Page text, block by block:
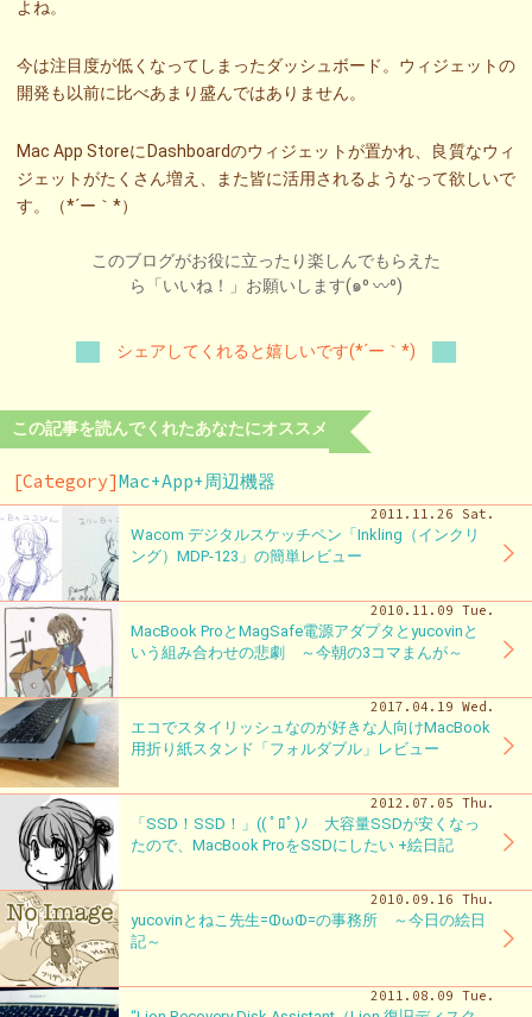
よね。
今は注目度が低くなってしまったダッシュボード。ウィジェットの
開発も以前に比べあまり盛んではありません。
Mac App StoreにDashboardのウィジェットが置かれ、良質なウィ
ジェットがたくさん増え、また皆に活用されるようなって欲しいで
す。（*´ー｀*）
このブログがお役に立ったり楽しんでもらえた
ら「いいね！」お願いします(๑⁰ 〰⁰)
シェアしてくれると嬉しいです(*´ー｀*)
この記事を読んでくれたあなたにオススメ
[Category]Mac+App+周辺機器
2011.11.26 Sat.
Wacom デジタルスケッチペン「Inkling（インクリ
ング）MDP-123」の簡単レビュー
2010.11.09 Tue.
MacBook ProとMagSafe電源アダプタとyucovinと
いう組み合わせの悲劇 ～今朝の3コマまんが～
2017.04.19 Wed.
エコでスタイリッシュなのが好きな人向けMacBook
用折り紙スタンド「フォルダブル」レビュー
2012.07.05 Thu.
「SSD！SSD！」(( ﾟﾛﾟ)ﾉ 大容量SSDが安くなっ
たので、MacBook ProをSSDにしたい +絵日記
2010.09.16 Thu.
yucovinとねこ先生=ↀωↀ=の事務所 ～今日の絵日
記～
2011.08.09 Tue.